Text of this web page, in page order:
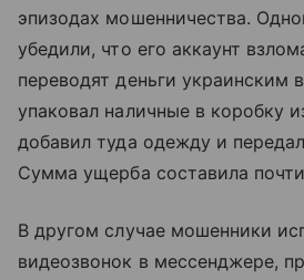
эпизодах мошенничества.
убедили, что его аккаунт
переводят деньги
упаковал наличные в коробку
добавил туда одежду и
Сумма ущерба составила
В другом случае мошенники
видеозвонок в мессенджере,